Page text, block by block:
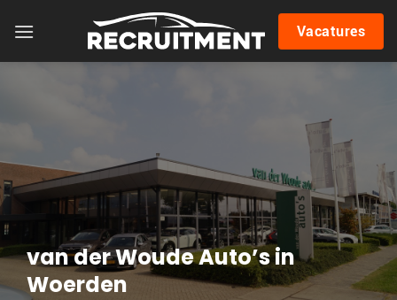
Vacatures
van der Woude Auto’s in
Woerden